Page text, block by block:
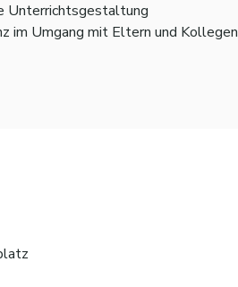
Unterrichtsgestaltung
im Umgang mit Eltern und Kollegen